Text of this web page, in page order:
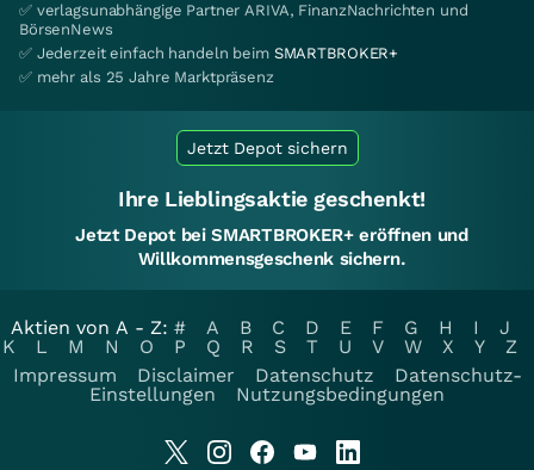
✅ verlagsunabhängige Partner ARIVA, FinanzNachrichten und
BörsenNews
✅ Jederzeit einfach handeln beim SMARTBROKER+
✅ mehr als 25 Jahre Marktpräsenz
Jetzt Depot sichern
Ihre Lieblingsaktie geschenkt!
Jetzt Depot bei SMARTBROKER+ eröffnen und
Willkommensgeschenk sichern.
Aktien von A - Z: # A B C D E F G H I
J
K
L M N O P Q R S T U V W X Y
Z
Impressum
Disclaimer Datenschutz
Datenschutz-
Einstellungen
Nutzungsbedingungen